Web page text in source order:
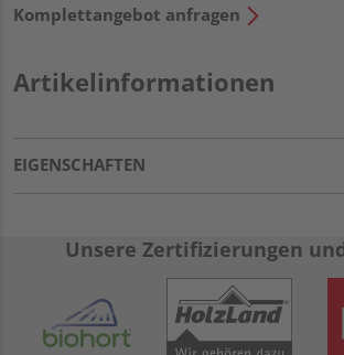
Komplettangebot anfragen
Artikelinformationen
EIGENSCHAFTEN
Unsere Zertifizierungen